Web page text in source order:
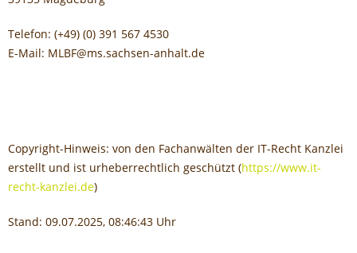
Telefon: (+49) (0) 391 567 4530
E-​Mail: MLBF@ms.sachsen-​anhalt.de
Copyright-Hinweis: von den Fachanwälten der IT-Recht Kanzlei
erstellt und ist urheberrechtlich geschützt (https://www.it-
recht-kanzlei.de)
Stand: 09.07.2025, 08:46:43 Uhr